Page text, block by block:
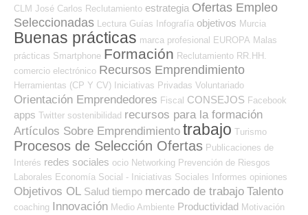
CLM José Carlos Reclutamiento estrategia Ofertas Empleo
Seleccionadas Lectura Guías Infografía objetivos Murcia
Buenas prácticas marca profesional EUROPA Malas
prácticas Smartphone Formación Reclutamiento RR.HH.
comercio electrónico Recursos Emprendimiento
Herramientas (CP Y CV) Iniciativas Privadas Voluntariado
Orientación Emprendedores Fiscal CONSEJOS Facebook
apps Twitter sostenibilidad recursos para la formación
Artículos Sobre Emprendimiento trabajo Turismo
Procesos de Selección Ofertas Publicaciones de
Interés redes sociales ocio Networking Prevención de Riesgos
Laborales Economía Social - Iniciativas Sociales Informes opiniones
Objetivos OL Salud tiempo mercado de trabajo Talento
coaching Innovación Medio Ambiente Productividad Motivación